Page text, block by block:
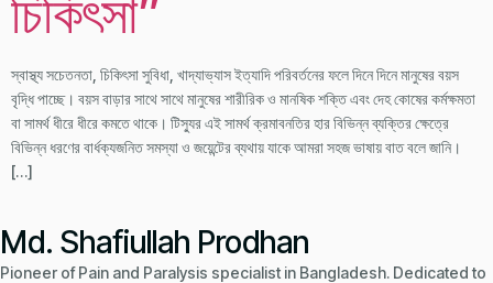
চিকিৎসা”
স্বাস্থ্য সচেতনতা, চিকিৎসা সুবিধা, খাদ্যাভ্যাস ইত্যাদি পরিবর্তনের ফলে দিনে দিনে মানুষের বয়স
বৃদ্ধি পাচ্ছে। বয়স বাড়ার সাথে সাথে মানুষের শারীরিক ও মানষিক শক্তি এবং দেহ কোষের কর্মক্ষমতা
বা সামর্থ ধীরে ধীরে কমতে থাকে। টিস্যুর এই সামর্থ ক্রমাবনতির হার বিভিন্ন ব্যক্তির ক্ষেত্রে
বিভিন্ন ধরণের বার্ধক্যজনিত সমস্যা ও জয়েন্টের ব্যথায় যাকে আমরা সহজ ভাষায় বাত বলে জানি।
[…]
Md. Shafiullah Prodhan
Pioneer of Pain and Paralysis specialist in Bangladesh. Dedicated to